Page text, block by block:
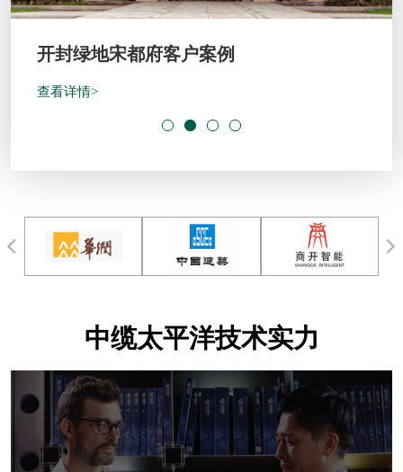
开封绿地宋都府客户案例
查看详情>
中缆太平洋技术实力